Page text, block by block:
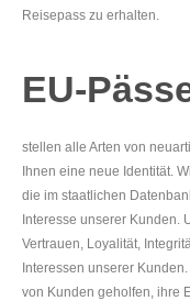
Reisepass zu erhalten.
EU-
stellen alle Arten von
Ihnen eine neue Identität.
die im staatlichen
Interesse unserer Kunden.
Vertrauen, Loyalität,
Interessen unserer
von Kunden geholfen, ihre